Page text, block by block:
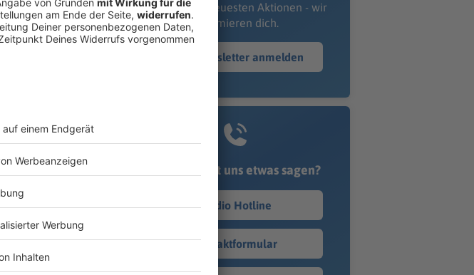
oder unsere neuesten Aktionen - wir
informieren dich.
Zum Newsletter anmelden
Du möchtest uns etwas sagen?
Studio Hotline
Kontaktformular